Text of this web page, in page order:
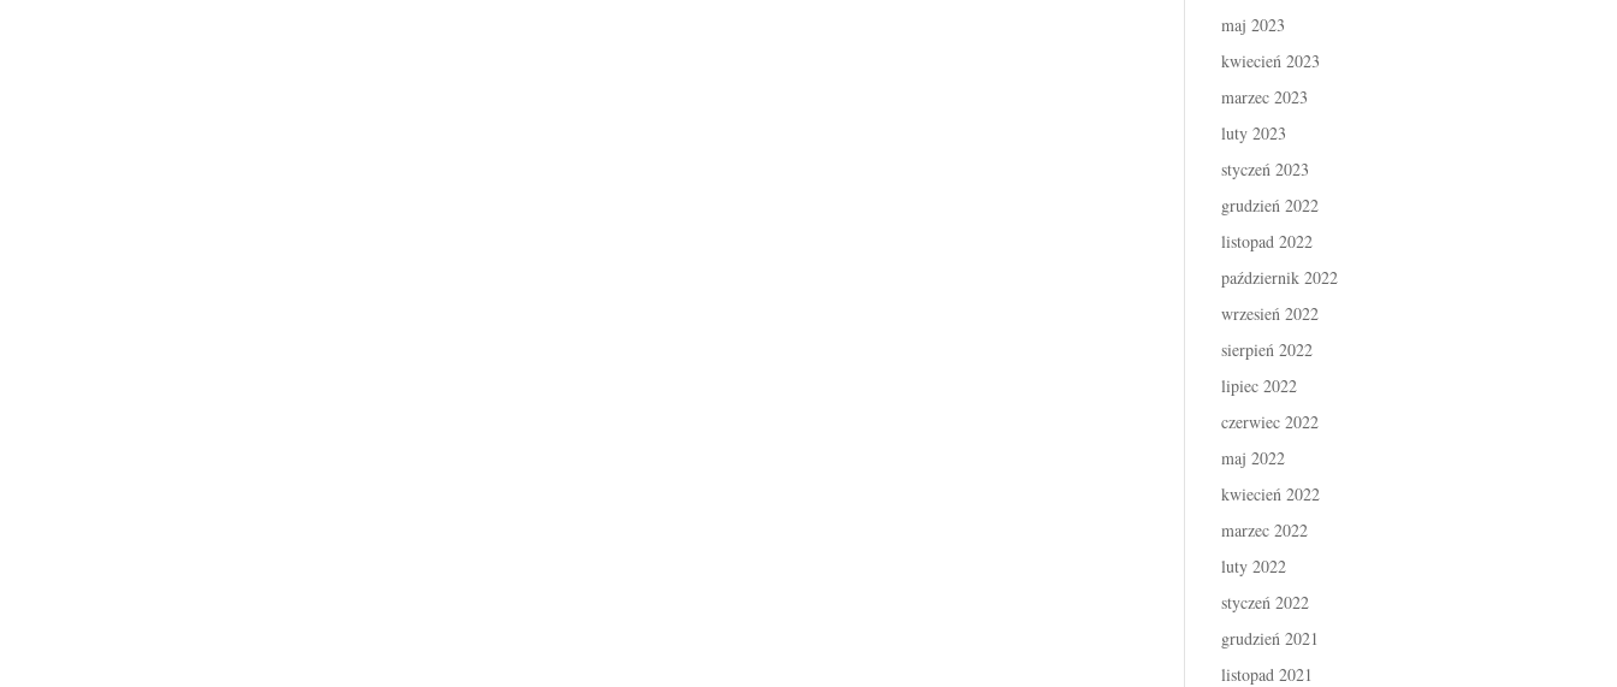
maj 2023
kwiecień 2023
marzec 2023
luty 2023
styczeń 2023
grudzień 2022
listopad 2022
październik 2022
wrzesień 2022
sierpień 2022
lipiec 2022
czerwiec 2022
maj 2022
kwiecień 2022
marzec 2022
luty 2022
styczeń 2022
grudzień 2021
listopad 2021